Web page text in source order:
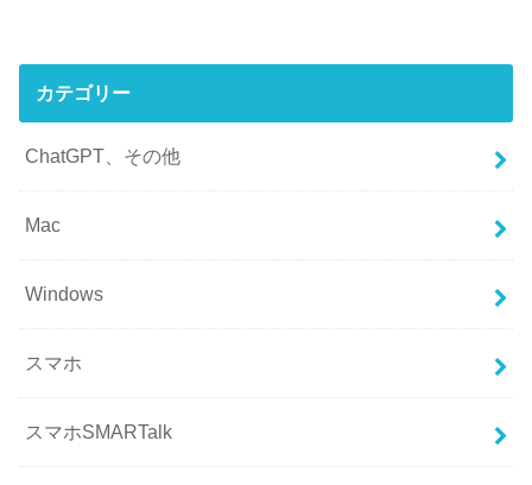
カテゴリー
ChatGPT、その他
Mac
Windows
スマホ
スマホSMARTalk